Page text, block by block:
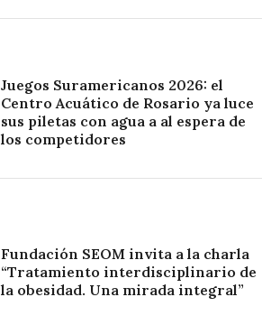
Juegos Suramericanos 2026: el
Centro Acuático de Rosario ya luce
sus piletas con agua a al espera de
los competidores
Fundación SEOM invita a la charla
“Tratamiento interdisciplinario de
la obesidad. Una mirada integral”